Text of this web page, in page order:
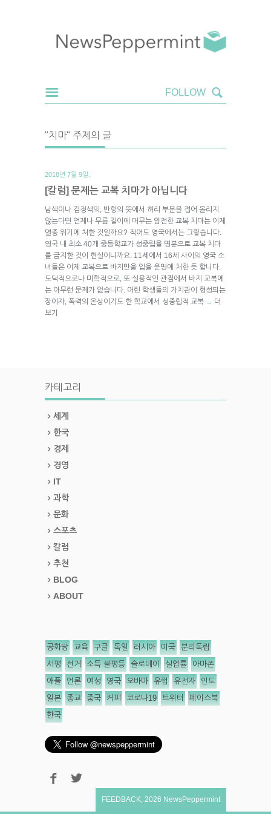
"치마" 주제의 글
2018년 7월 9일.
[칼럼] 문제는 교복 치마가 아닙니다
남색이나 검정색의, 반항의 뜻에서 허리 부분을 접어 올리지
않는다면 언제나 무릎 길이에 머무는 얌전한 교복 치마는 이제
멸종 위기에 처한 것일까요? 적어도 영국에서는 그렇습니다.
영국 내 최소 40개 중등학교가 성중립을 명분으로 교복 치마
를 금지한 것이 현실이니까요. 11세에서 16세 사이의 영국 소
녀들은 이제 교복으로 바지만을 입을 운명에 처한 듯 합니다.
도덕적으로나 미학적으로, 또 실용적인 관점에서 바지 교복에
는 아무런 문제가 없습니다. 어린 학생들의 가치관이 형성되는
장이자, 폭력의 온상이기도 한 학교에서 성중립적 교복 → 더
보기
카테고리
세계
한국
경제
경영
IT
과학
문화
스포츠
칼럼
추천
BLOG
ABOUT
공화당 교육 구글 독일 러시아 미국 분리독립
서평 선거 소득 불평등 슬로데이 실업률 아마존
애플 언론 여성 영국 오바마 유럽 유전자 인도
일본 종교 중국 커피 코로나19 트위터 페이스북
한국
FEEDBACK 2026 NewsPeppermint